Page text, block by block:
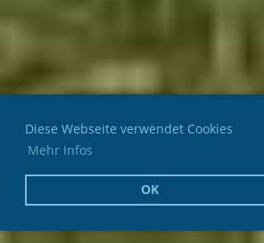
Diese Webseite verwendet Cookies
Mehr Infos
OK